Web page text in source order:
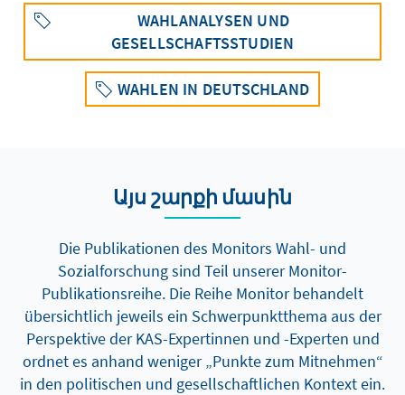
WAHLANALYSEN UND
GESELLSCHAFTSSTUDIEN
WAHLEN IN DEUTSCHLAND
Այս շարքի մասին
Die Publikationen des Monitors Wahl- und
Sozialforschung sind Teil unserer Monitor-
Publikationsreihe. Die Reihe Monitor behandelt
übersichtlich jeweils ein Schwerpunktthema aus der
Perspektive der KAS-Expertinnen und -Experten und
ordnet es anhand weniger „Punkte zum Mitnehmen“
in den politischen und gesellschaftlichen Kontext ein.